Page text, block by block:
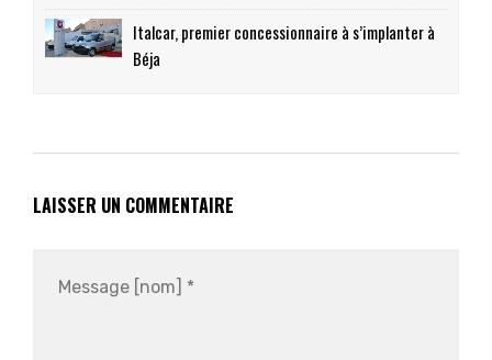
Italcar, premier concessionnaire à s’implanter à
Béja
LAISSER UN COMMENTAIRE